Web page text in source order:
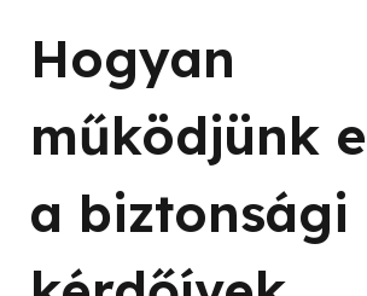
Hogyan
működjünk
a biztonsági